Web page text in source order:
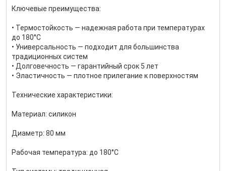
Ключевые преимущества:
• Термостойкость — надежная работа при температурах
до 180°C
• Универсальность — подходит для большинства
традиционных систем
• Долговечность — гарантийный срок 5 лет
• Эластичность — плотное прилегание к поверхностям
Технические характеристики:
Материал: силикон
Диаметр: 80 мм
Рабочая температура: до 180°C